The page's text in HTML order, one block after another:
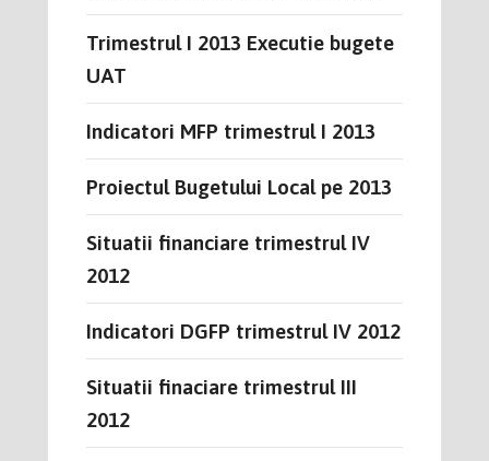
Trimestrul I 2013 Executie bugete
UAT
Indicatori MFP trimestrul I 2013
Proiectul Bugetului Local pe 2013
Situatii financiare trimestrul IV
2012
Indicatori DGFP trimestrul IV 2012
Situatii finaciare trimestrul III
2012